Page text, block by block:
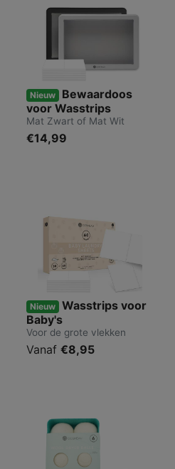
Nieuw Bewaardoos
voor Wasstrips
Mat Zwart of Mat Wit
€14,99
Nieuw Wasstrips voor
Baby's
Voor de grote vlekken
Vanaf €8,95